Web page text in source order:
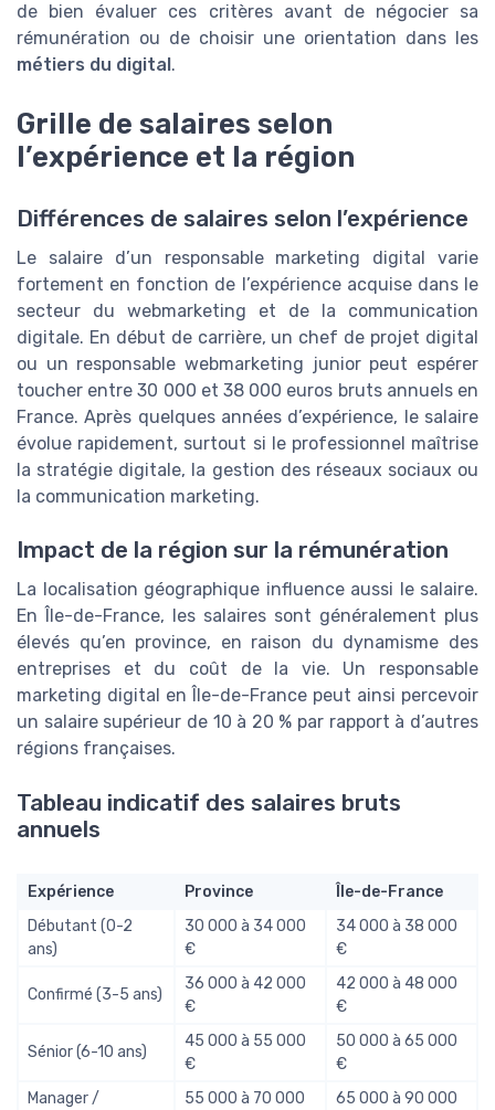
de bien évaluer ces critères avant de négocier sa
rémunération ou de choisir une orientation dans les
métiers du digital.
Grille de salaires selon
l’expérience et la région
Différences de salaires selon l’expérience
Le salaire d’un responsable marketing digital varie
fortement en fonction de l’expérience acquise dans le
secteur du webmarketing et de la communication
digitale. En début de carrière, un chef de projet digital
ou un responsable webmarketing junior peut espérer
toucher entre 30 000 et 38 000 euros bruts annuels en
France. Après quelques années d’expérience, le salaire
évolue rapidement, surtout si le professionnel maîtrise
la stratégie digitale, la gestion des réseaux sociaux ou
la communication marketing.
Impact de la région sur la rémunération
La localisation géographique influence aussi le salaire.
En Île-de-France, les salaires sont généralement plus
élevés qu’en province, en raison du dynamisme des
entreprises et du coût de la vie. Un responsable
marketing digital en Île-de-France peut ainsi percevoir
un salaire supérieur de 10 à 20 % par rapport à d’autres
régions françaises.
Tableau indicatif des salaires bruts
annuels
Expérience Province
Île-de-France
Débutant (0-2
ans)
30 000 à 34 000
€
34 000 à 38 000
€
Confirmé (3-5 ans)
36 000 à 42 000
€
42 000 à 48 000
€
Sénior (6-10 ans)
45 000 à 55 000
€
50 000 à 65 000
€
Manager /
55 000 à 70 000
65 000 à 90 000